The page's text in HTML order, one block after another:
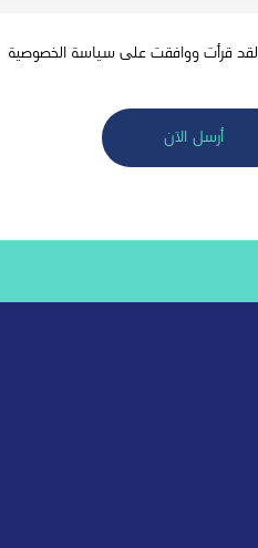
لقد قرأت ووافقت على سياسة الخصوصية